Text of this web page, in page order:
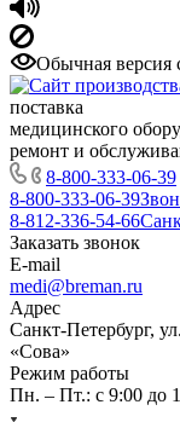
Обычная версия
поставка
медицинского
ремонт и
8-800-333-06-39
8-800-333-06-39
8-812-336-54-66
Заказать звонок
E-mail
medi@breman.ru
Адрес
Санкт-Петербург,
«Сова»
Режим работы
Пн. – Пт.: с 9:00 до